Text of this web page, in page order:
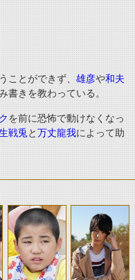
ことができず、 雄彦や和夫
書きを教わっている。
を前に恐怖で動けなくなっ
戦兎と万丈龍我によって助